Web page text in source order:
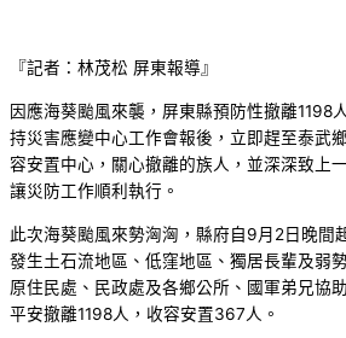
『記者：林茂松 屏東報導』
因應海葵颱風來襲，屏東縣預防性撤離1198
持災害應變中心工作會報後，立即趕至泰武
容安置中心，關心撤離的族人，並深深致上
讓災防工作順利執行。
此次海葵颱風來勢洶洶，縣府自9月2日晚間
發生土石流地區、低窪地區、獨居長輩及弱
原住民處、民政處及各鄉公所、國軍弟兄協
平安撤離1198人，收容安置367人。